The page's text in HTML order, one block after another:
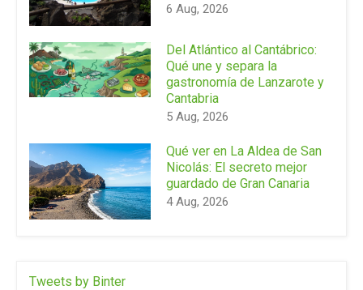
6 Aug, 2026
Del Atlántico al Cantábrico:
Qué une y separa la
gastronomía de Lanzarote y
Cantabria
5 Aug, 2026
Qué ver en La Aldea de San
Nicolás: El secreto mejor
guardado de Gran Canaria
4 Aug, 2026
Tweets by Binter